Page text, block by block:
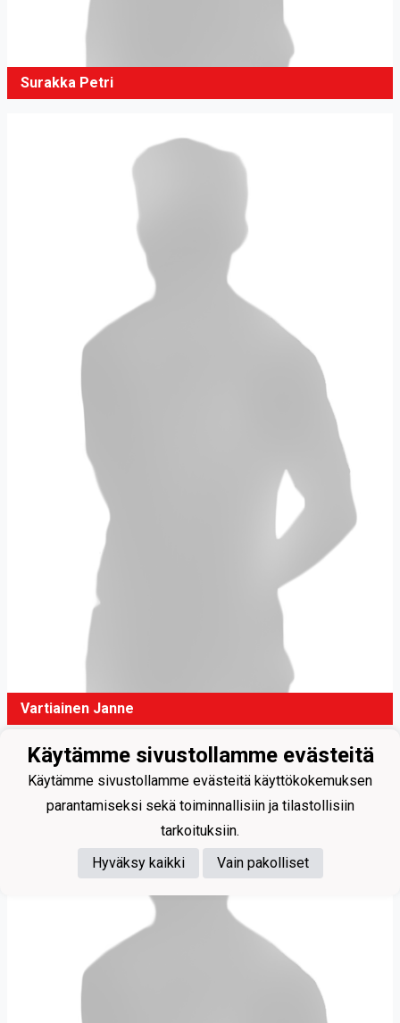
Surakka Petri
Vartiainen Janne
Käytämme sivustollamme evästeitä
Käytämme sivustollamme evästeitä käyttökokemuksen
parantamiseksi sekä toiminnallisiin ja tilastollisiin
tarkoituksiin.
Hyväksy kaikki
Vain pakolliset